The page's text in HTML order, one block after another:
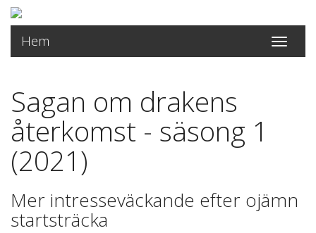
Toggle
Hem
Sagan om drakens
återkomst - säsong 1
(2021)
Mer intresseväckande efter ojämn
startsträcka